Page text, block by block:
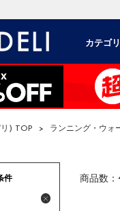
カテゴリ
リ) TOP > ランニング・ウォ
件 商品数：